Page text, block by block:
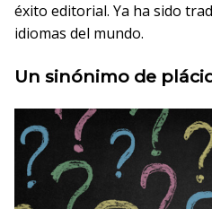
éxito editorial. Ya ha sido
idiomas del mundo.
Un sinónimo de